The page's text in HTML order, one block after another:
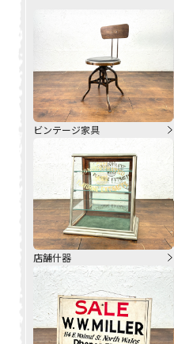
ビンテージ家具
店舗什器